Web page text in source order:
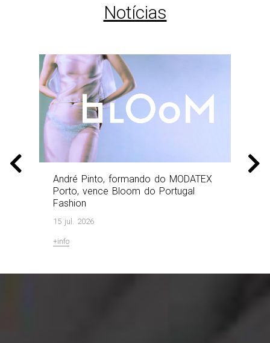
Notícias
Prev
André Pinto, formando do MODATEX
Porto, vence Bloom do Portugal
Fashion
15 jul. 2026
+info
Next